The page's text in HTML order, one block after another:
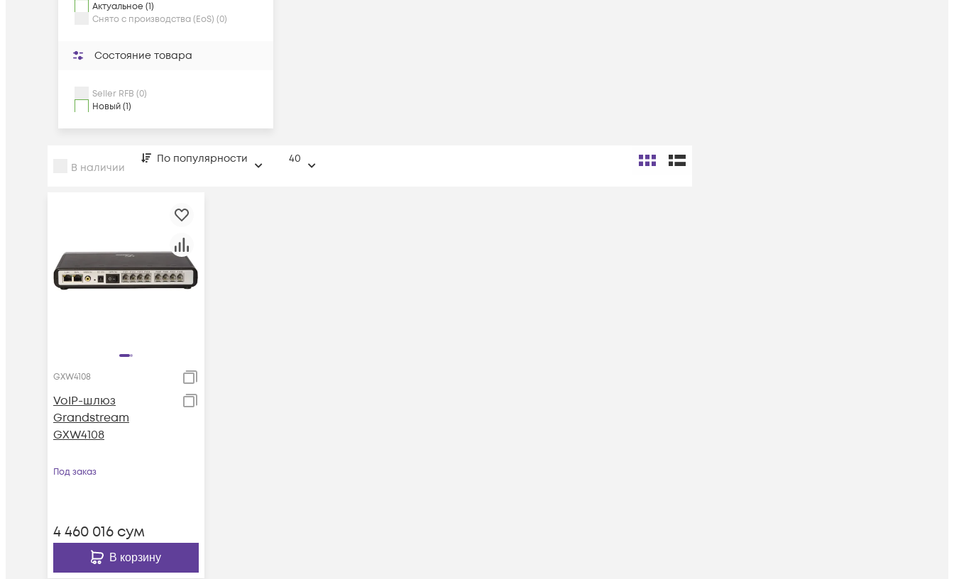
Актуальное (1)
Снято с производства (EoS) (0)
Состояние товара
Seller RFB (0)
Новый (1)
В наличии
По популярности 40
GXW4108
VoIP-шлюз
Grandstream
GXW4108
Под заказ
4 460 016 сум
В корзину